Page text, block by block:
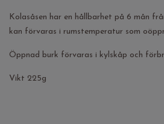
Kolasåsen har en hållbarhet på 6 mån
kan förvaras i rumstemperatur som
Öppnad burk förvaras i kylskåp och
Vikt 225g